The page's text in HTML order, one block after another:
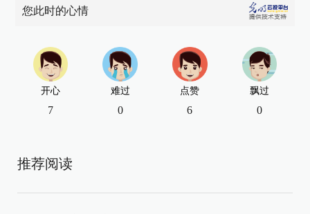
您此时的心情
开心
7
难过
0
点赞
6
飘过
0
推荐阅读